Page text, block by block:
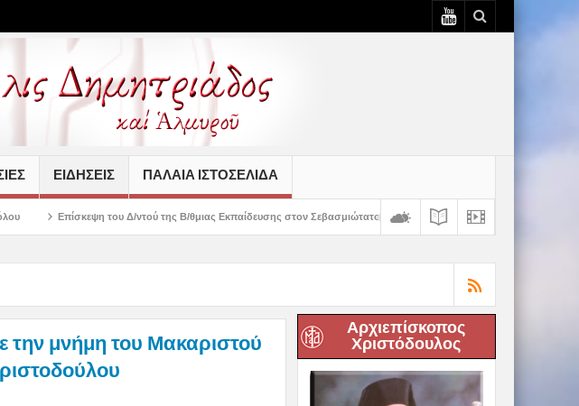
ΕΙΔΗΣΕΙΣ ΠΑΛΑΙΆ ΙΣΤΟΣΕΛΊΔΑ
του Δ/ντού της Β/θμιας Εκπαίδευσης στον Σεβασμιώτατο Δημητριάδος Ιγνάτιος: «Ο Χριστός μάς έδειξε το
την μνήμη του Μακαριστού
Αρχιεπίσκοπος
Χριστόδουλος